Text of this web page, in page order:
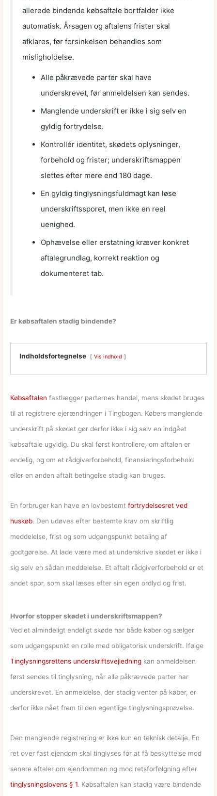
allerede bindende købsaftale bortfalder ikke
automatisk. Årsagen og aftalens frister skal
afklares, før forsinkelsen behandles som
misligholdelse.
Alle påkrævede parter skal have
underskrevet, før anmeldelsen kan sendes.
Manglende underskrift er ikke i sig selv en
gyldig fortrydelse.
Kontrollér identitet, skødets oplysninger,
forbehold og frister; underskriftsmappen
slettes efter mere end 180 dage.
En gyldig tinglysningsfuldmagt kan løse
underskriftssporet, men ikke en reel
uenighed.
Ophævelse eller erstatning kræver konkret
aftalegrundlag, korrekt reaktion og
dokumenteret tab.
Er købsaftalen stadig bindende?
Indholdsfortegnelse Vis indhold
Købsaftalen fastlægger parternes handel, mens skødet bruges
til at registrere ejerændringen i Tingbogen. Købers manglende
underskrift på skødet gør derfor ikke i sig selv en indgået
købsaftale ugyldig. Du skal først kontrollere, om aftalen er
endelig, og om et rådgiverforbehold, finansieringsforbehold
eller en anden aftalt betingelse stadig kan bruges.
En forbruger kan have en lovbestemtfortrydelsesret ved
huskøb. Den udøves efter bestemte krav om skriftlig
meddelelse, frist og som udgangspunkt betaling af
godtgørelse. At lade være med at underskrive skødet er ikke i
sig selv en sådan meddelelse. Et aftalt rådgiverforbehold er et
andet spor, som skal læses efter sin egen ordlyd og frist.
Hvorfor stopper skødet i underskriftsmappen?
Ved et almindeligt endeligt skøde har både køber og sælger
som udgangspunkt en rolle med obligatorisk underskrift. Ifølge
Tinglysningsrettens underskriftsvejledning kan anmeldelsen
først sendes til tinglysning, når alle påkrævede parter har
underskrevet. En anmeldelse, der stadig venter på køber, er
derfor ikke nået frem til den egentlige tinglysningsprøvelse.
Den manglende registrering er ikke kun en teknisk detalje. En
ret over fast ejendom skal tinglyses for at få beskyttelse mod
senere aftaler om ejendommen og mod retsforfølgning efter
tinglysningslovens § 1. Købsaftalen kan stadig være bindende